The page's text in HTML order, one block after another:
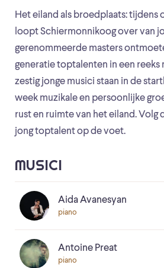
Het eiland als broedplaats: tijdens
loopt Schiermonnikoog over van
gerenommeerde masters
generatie toptalenten in een reeks
zestig jonge musici staan in de
week muzikale en persoonlijke
rust en ruimte van het eiland. Volg
jong toptalent op de voet.
MUSICI
Aida Avanesyan
piano
Antoine Preat
piano